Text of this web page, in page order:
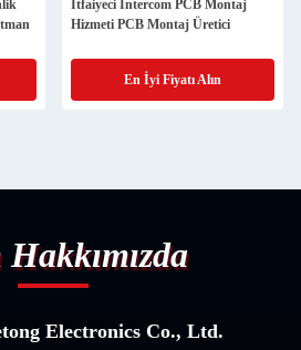
İtfaiyeci Intercom PCB Montaj
Hizmeti PCB Montaj Üretici
En İyi Fiyatı Alın
Electronics Co., Ltd.